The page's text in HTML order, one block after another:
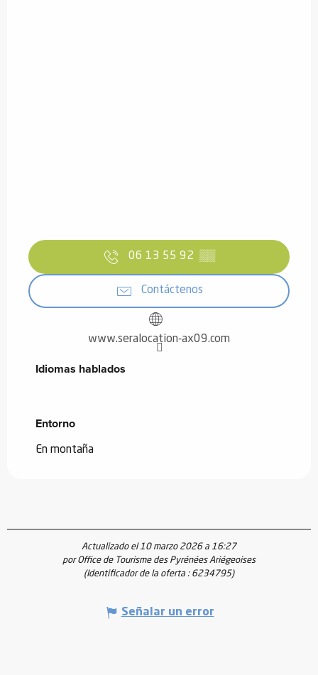
06 13 55 92 ▒▒
Contáctenos
www.seralocation-ax09.com
Idiomas hablados
Idiomas hablados
Entorno
Entorno
En montaña
Actualizado el 10 marzo 2026 a 16:27
por Office de Tourisme des Pyrénées Ariégeoises
(Identificador de la oferta : 6234795)
Señalar un error